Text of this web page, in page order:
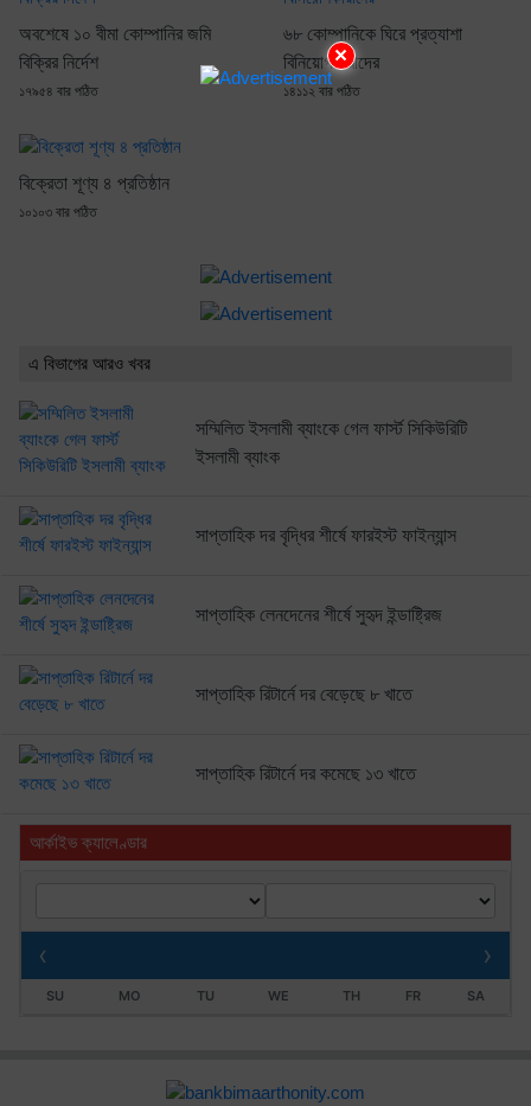
×
অবশেষে ১০ বীমা কোম্পানির জমি
বিক্রির নির্দেশ
১৭৯৫৪ বার পঠিত
৬৮ কোম্পানিকে ঘিরে প্রত্যাশা
বিনিয়োগকারীদের
১৪১১২ বার পঠিত
বিক্রেতা শূণ্য ৪ প্রতিষ্ঠান
১০১০৩ বার পঠিত
এ বিভাগের আরও খবর
সম্মিলিত ইসলামী ব্যাংকে গেল ফার্স্ট সিকিউরিটি
ইসলামী ব্যাংক
সাপ্তাহিক দর বৃদ্ধির শীর্ষে ফারইস্ট ফাইন্যান্স
সাপ্তাহিক লেনদেনের শীর্ষে সুহৃদ ইন্ডাষ্ট্রিজ
সাপ্তাহিক রিটার্নে দর বেড়েছে ৮ খাতে
সাপ্তাহিক রিটার্নে দর কমেছে ১৩ খাতে
আর্কাইভ ক্যালেণ্ডার
‹ ›
SU MO TU WE TH FR SA